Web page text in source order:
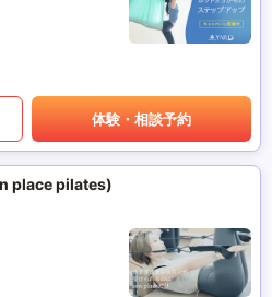
体験・相談予約
place pilates)